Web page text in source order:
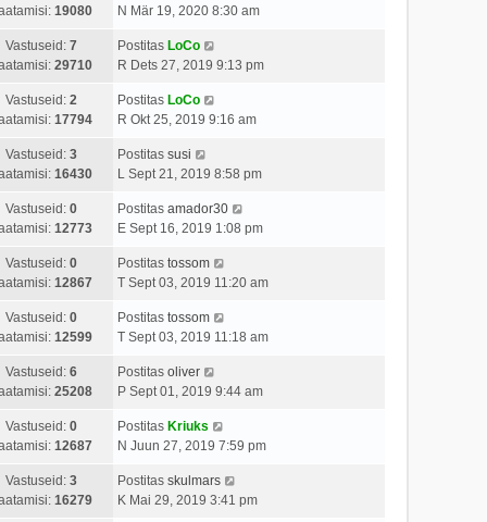
19080
N Mär 19, 2020 8:30 am
Vastuseid: 7
29710
Postitas LoCo
R Dets 27, 2019 9:13 pm
Vastuseid: 2
17794
Postitas LoCo
R Okt 25, 2019 9:16 am
Vastuseid: 3
16430
Postitas susi
L Sept 21, 2019 8:58 pm
Vastuseid: 0
12773
Postitas amador30
E Sept 16, 2019 1:08 pm
Vastuseid: 0
12867
Postitas tossom
T Sept 03, 2019 11:20 am
Vastuseid: 0
12599
Postitas tossom
T Sept 03, 2019 11:18 am
Vastuseid: 6
25208
Postitas oliver
P Sept 01, 2019 9:44 am
Vastuseid: 0
12687
Postitas Kriuks
N Juun 27, 2019 7:59 pm
Vastuseid: 3
16279
Postitas skulmars
K Mai 29, 2019 3:41 pm